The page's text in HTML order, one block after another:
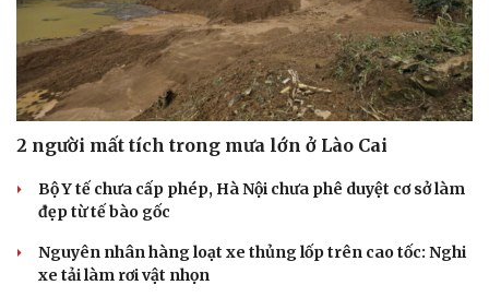
2 người mất tích trong mưa lớn ở Lào Cai
Bộ Y tế chưa cấp phép, Hà Nội chưa phê duyệt cơ sở làm
đẹp từ tế bào gốc
Nguyên nhân hàng loạt xe thủng lốp trên cao tốc: Nghi
xe tải làm rơi vật nhọn